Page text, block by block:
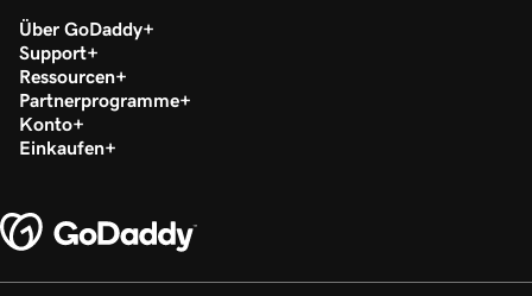
Über GoDaddy
Support
Ressourcen
Partnerprogramme
Konto
Einkaufen